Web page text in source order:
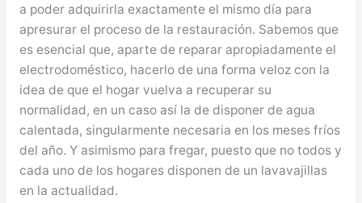
a poder adquirirla exactamente el mismo día para
apresurar el proceso de la restauración. Sabemos que
es esencial que, aparte de reparar apropiadamente el
electrodoméstico, hacerlo de una forma veloz con la
idea de que el hogar vuelva a recuperar su
normalidad, en un caso así la de disponer de agua
calentada, singularmente necesaria en los meses fríos
del año. Y asimismo para fregar, puesto que no todos y
cada uno de los hogares disponen de un lavavajillas
en la actualidad.